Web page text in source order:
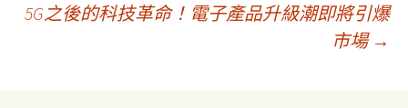
章5G之後的科技革命！電子產品升級潮即將引爆
市場 →